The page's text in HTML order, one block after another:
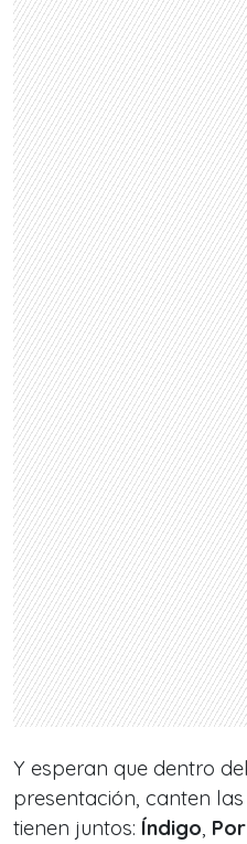
Y esperan que dentro
presentación, canten
tienen juntos: Índigo,